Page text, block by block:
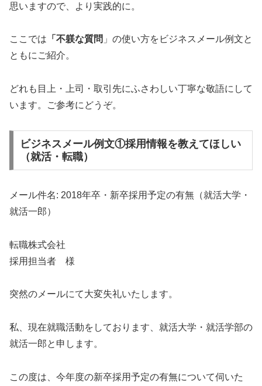
思いますので、より実践的に。
ここでは 「不躾な質問 」の使い方をビジネスメール例文と
ともにご紹介。
どれも目上・上司・取引先にふさわしい丁寧な敬語にして
います。ご参考にどうぞ。
ビジネスメール例文①採用情報を教えてほしい
（就活・転職）
メール件名: 2018年卒・新卒採用予定の有無（就活大学・
就活一郎）
転職株式会社
採用担当者 様
突然のメールにて大変失礼いたします。
私、現在就職活動をしております、就活大学・就活学部の
就活一郎と申します。
この度は、今年度の新卒採用予定の有無について伺いた